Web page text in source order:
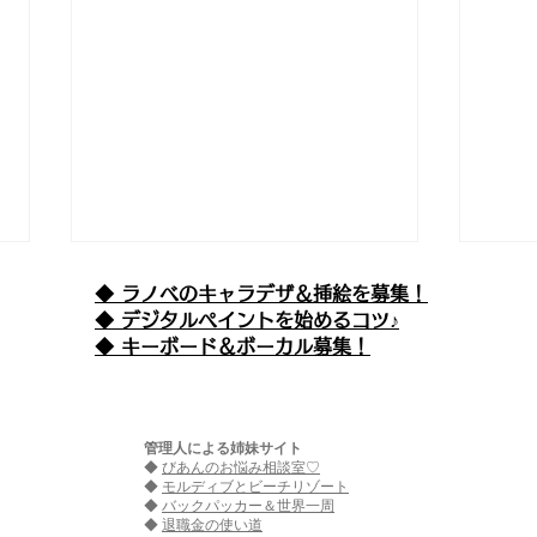
えぴそーど９９ 『魔王が女
の子ってマジなの!?(仮) -も
◆ ラノベのキャラデザ＆挿絵を募集！
​◆ デジタルペイントを始めるコツ♪
◆ キーボード＆ボーカル募集！
管理人による姉妹サイト
◆ びあんのお悩み相談室♡
◆ モルディブとビーチリゾート
◆ バックパッカー＆世界一周
◆ 退職金の使い道